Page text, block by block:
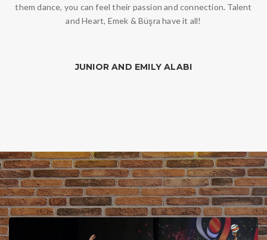
them dance, you can feel their passion and connection. Talent
and Heart, Emek & Büşra have it all!
JUNIOR AND EMILY ALABI